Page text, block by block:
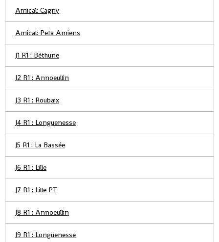
Amical: Cagny
Amical: Pefa Amiens
J1 R1 : Béthune
J2 R1 : Annoeullin
J3 R1 : Roubaix
J4 R1 : Longuenesse
J5 R1 : La Bassée
J6 R1 : Lille
J7 R1 : Lille PT
J8 R1 : Annoeullin
J9 R1 : Longuenesse